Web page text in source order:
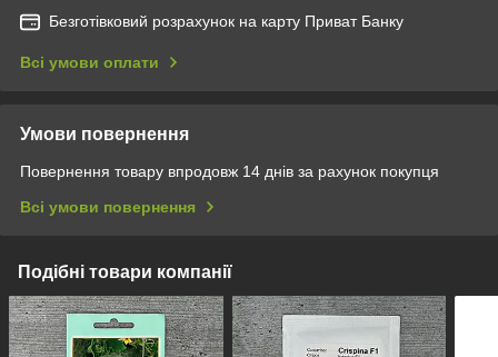
Безготівковий розрахунок на карту Приват Банку
Всі умови оплати
Умови повернення
Повернення товару впродовж 14 днів за рахунок покупця
Всі умови повернення
Подібні товари компанії